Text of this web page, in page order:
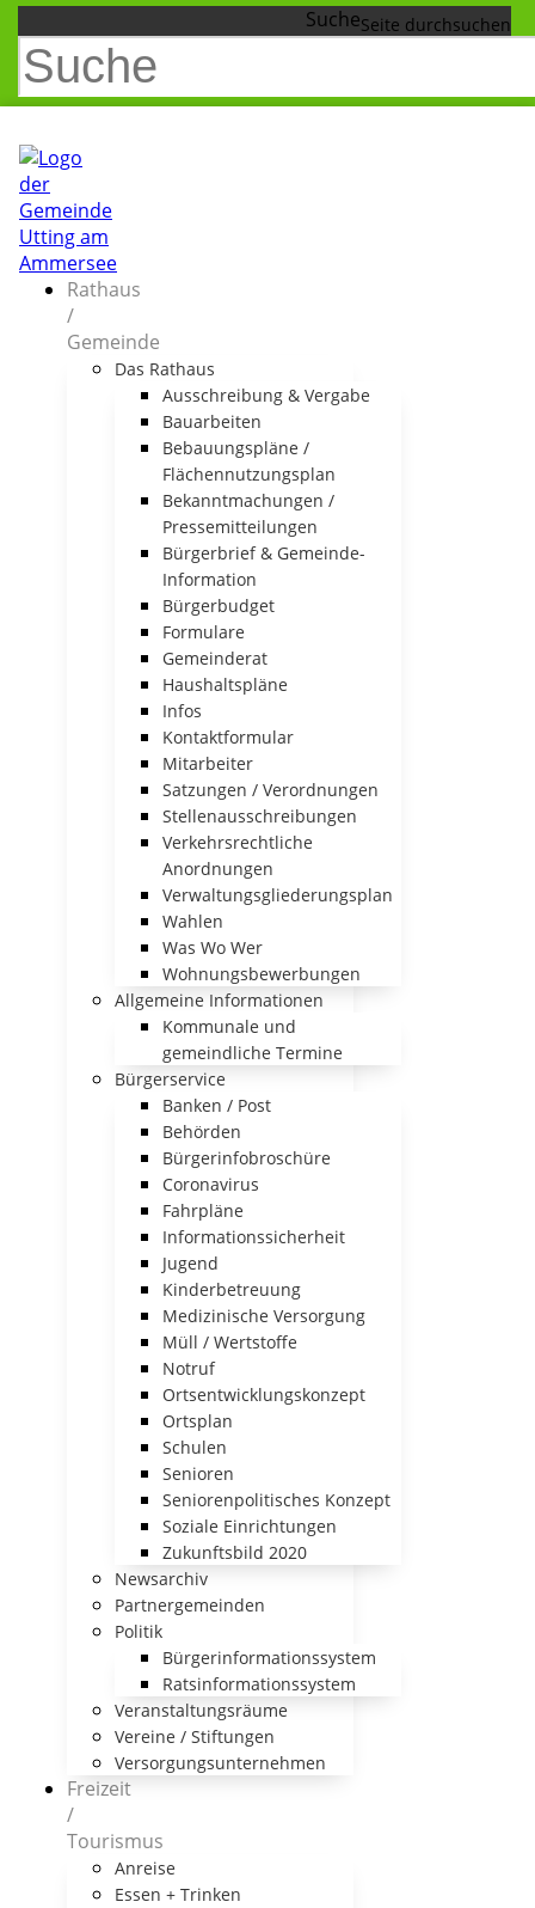
Suche
Rathaus
/
Gemeinde
Das Rathaus
Ausschreibung & Vergabe
Bauarbeiten
Bebauungspläne /
Flächennutzungsplan
Bekanntmachungen /
Pressemitteilungen
Bürgerbrief & Gemeinde-
Information
Bürgerbudget
Formulare
Gemeinderat
Haushaltspläne
Infos
Kontaktformular
Mitarbeiter
Satzungen / Verordnungen
Stellenausschreibungen
Verkehrsrechtliche
Anordnungen
Verwaltungsgliederungsplan
Wahlen
Was Wo Wer
Wohnungsbewerbungen
Allgemeine Informationen
Kommunale und
gemeindliche Termine
Bürgerservice
Banken / Post
Behörden
Bürgerinfobroschüre
Coronavirus
Fahrpläne
Informationssicherheit
Jugend
Kinderbetreuung
Medizinische Versorgung
Müll / Wertstoffe
Notruf
Ortsentwicklungskonzept
Ortsplan
Schulen
Senioren
Seniorenpolitisches Konzept
Soziale Einrichtungen
Zukunftsbild 2020
Newsarchiv
Partnergemeinden
Politik
Bürgerinformationssystem
Ratsinformationssystem
Veranstaltungsräume
Vereine / Stiftungen
Versorgungsunternehmen
Freizeit
/
Tourismus
Anreise
Essen + Trinken